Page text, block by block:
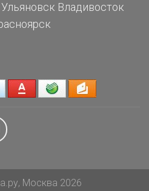
Ульяновск Владивосток
Москва 2026